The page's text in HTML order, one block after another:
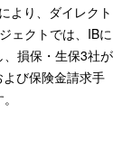
より、ダイレクト
ェクトでは、IBに
損保・生保3社が
び保険金請求手